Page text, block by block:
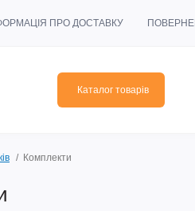
ПРО ДОСТАВКУ
Каталог товарів
Комплекти